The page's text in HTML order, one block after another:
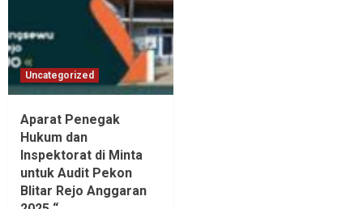
Uncategorized
Aparat Penegak
Hukum dan
Inspektorat di Minta
untuk Audit Pekon
Blitar Rejo Anggaran